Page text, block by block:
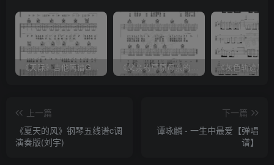
《天际》吉他简谱G调弹唱谱（姜玉阳） 《父亲的草原母亲的河》吉他简谱C调弹唱谱（腾格尔）
上一篇
《夏天的风》钢琴五线谱c调
演奏版(刘宇)
下一篇
谭咏麟 - 一生中最爱【弹唱
谱】